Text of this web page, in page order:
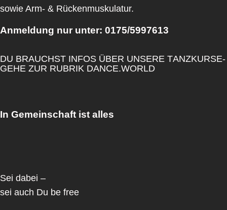
sowie Arm- & Rückenmuskulatur.
Anmeldung nur unter: 0175/5997613
DU BRAUCHST INFOS ÜBER UNSERE TANZKURSE-
GEHE ZUR RUBRIK DANCE.WORLD
In Gemeinschaft ist alles
Sei dabei –
sei auch Du be free